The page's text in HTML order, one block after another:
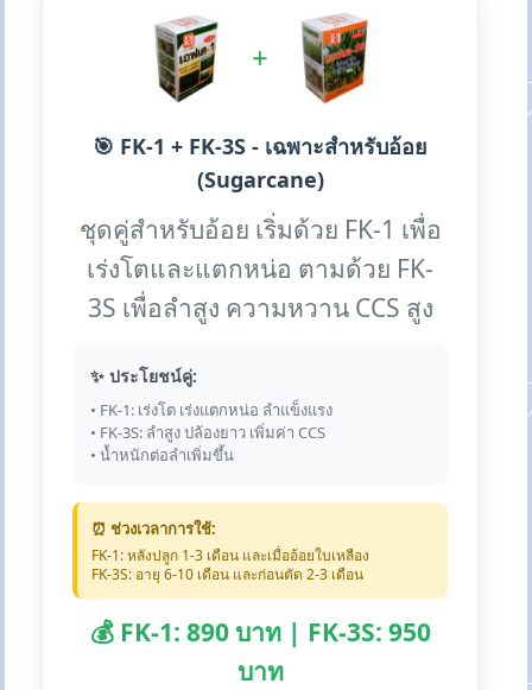
+
🎯 FK-1 + FK-3S - เฉพาะสำหรับอ้อย
(Sugarcane)
ชุดคู่สำหรับอ้อย เริ่มด้วย FK-1 เพื่อ
เร่งโตและแตกหน่อ ตามด้วย FK-
3S เพื่อลำสูง ความหวาน CCS สูง
✨ ประโยชน์คู่:
• FK-1: เร่งโต เร่งแตกหน่อ ลำแข็งแรง
• FK-3S: ลำสูง ปล้องยาว เพิ่มค่า CCS
• น้ำหนักต่อลำเพิ่มขึ้น
⏰ ช่วงเวลาการใช้:
FK-1: หลังปลูก 1-3 เดือน และเมื่ออ้อยใบเหลือง
FK-3S: อายุ 6-10 เดือน และก่อนตัด 2-3 เดือน
💰 FK-1: 890 บาท | FK-3S: 950
บาท